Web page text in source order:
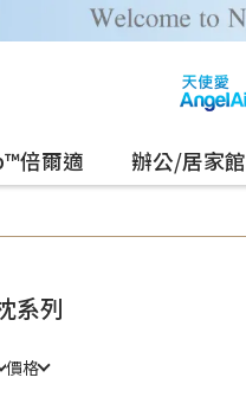
倍爾適 辦公/居家館
系列
價格